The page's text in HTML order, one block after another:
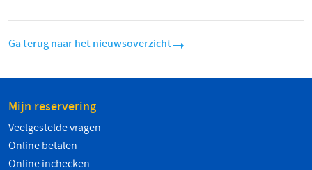
Ga terug naar het nieuwsoverzicht
Mijn reservering
Veelgestelde vragen
Online betalen
Online inchecken